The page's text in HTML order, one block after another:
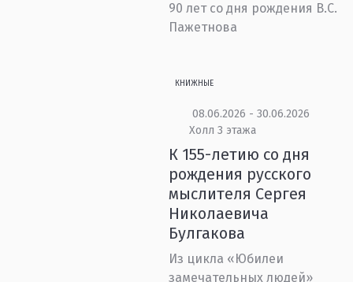
90 лет со дня рождения В.С.
Пажетнова
КНИЖНЫЕ
08.06.2026 - 30.06.2026
Холл 3 этажа
К 155-летию со дня
рождения русского
мыслителя Сергея
Николаевича
Булгакова
Из цикла «Юбилеи
замечательных людей»